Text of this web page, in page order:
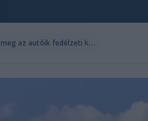
F
elháborodtak a BMW-tulajdonosok, mert Pókember-reklám jelent meg az autóik fedélzeti képernyőjén